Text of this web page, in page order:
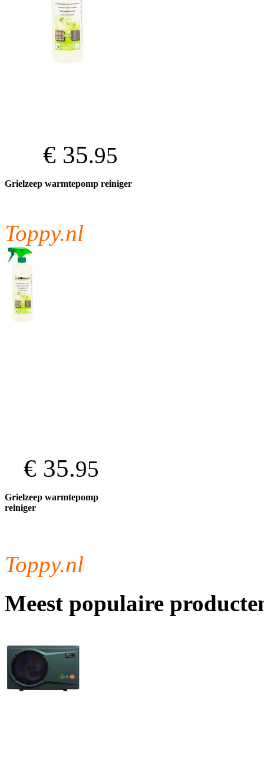
€ 35.95
Grielzeep warmtepomp reiniger
Toppy.nl
€ 35.95
Grielzeep warmtepomp
reiniger
Toppy.nl
Meest populaire